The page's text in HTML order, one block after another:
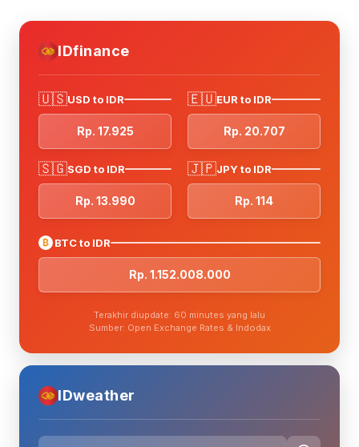
IDfinance
🇺🇸USD to IDR
Rp. 17.925
🇪🇺EUR to IDR
Rp. 20.707
🇸🇬SGD to IDR
Rp. 13.990
🇯🇵JPY to IDR
Rp. 114
₿ BTC to IDR
Rp. 1.152.008.000
Terakhir diupdate: 60 minutes yang lalu
Sumber: Open Exchange Rates & Indodax
IDweather